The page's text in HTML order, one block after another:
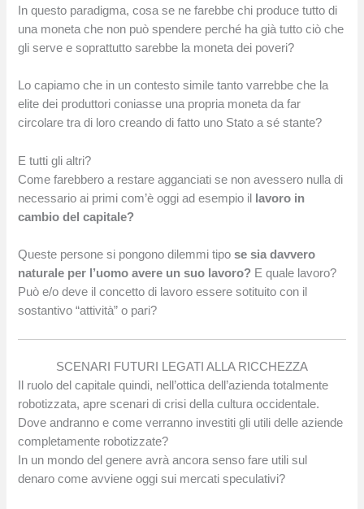
In questo paradigma, cosa se ne farebbe chi produce tutto di
una moneta che non può spendere perché ha già tutto ciò che
gli serve e soprattutto sarebbe la moneta dei poveri?
Lo capiamo che in un contesto simile tanto varrebbe che la
elite dei produttori coniasse una propria moneta da far
circolare tra di loro creando di fatto uno Stato a sé stante?
E tutti gli altri?
Come farebbero a restare agganciati se non avessero nulla di
necessario ai primi com’è oggi ad esempio il
lavoro in
cambio del capitale?
Queste persone si pongono dilemmi tipose sia davvero
naturale per l’uomo avere un suo lavoro? E quale lavoro?
Può e/o deve il concetto di lavoro essere sotituito con il
sostantivo “attività” o pari?
SCENARI FUTURI LEGATI ALLA RICCHEZZA
Il ruolo del capitale quindi, nell’ottica dell’azienda totalmente
robotizzata, apre scenari di crisi della cultura occidentale.
Dove andranno e come verranno investiti gli utili delle aziende
completamente robotizzate?
In un mondo del genere avrà ancora senso fare utili sul
denaro come avviene oggi sui mercati speculativi?